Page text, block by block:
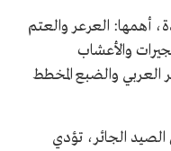
أهمها: العرعر والعتم
والأعشاب
العربي والضبع المخطط
الصيد الجائر، تؤدي